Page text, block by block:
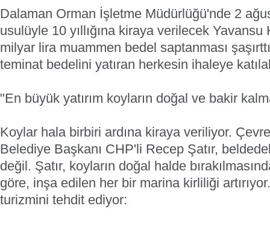
Dalaman Orman İşletme Müdürlüğü'nde 2
usulüyle 10 yıllığına kiraya verilecek Yavansu
milyar lira muammen bedel saptanması
teminat bedelini yatıran herkesin ihaleye
"En büyük yatırım koyların doğal ve bakir
Koylar hala birbiri ardına kiraya veriliyor.
Belediye Başkanı CHP'li Recep Şatır,
değil. Şatır, koyların doğal halde
göre, inşa edilen her bir marina kirliliği
turizmini tehdit ediyor: